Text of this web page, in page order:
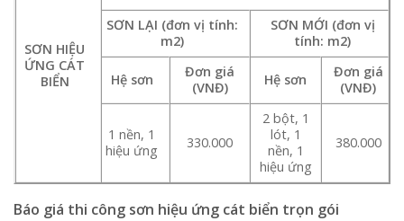
SƠN HIỆU
ỨNG CÁT
BIỂN
SƠN LẠI (đơn vị tính:
m2)
SƠN MỚI (đơn vị
tính: m2)
Hệ sơn
Đơn giá
(VNĐ)
Hệ sơn
Đơn giá
(VNĐ)
1 nền, 1
hiệu ứng
330.000
2 bột, 1
lót, 1
nền, 1
hiệu ứng
380.000
Báo giá thi công sơn hiệu ứng cát biển trọn gói